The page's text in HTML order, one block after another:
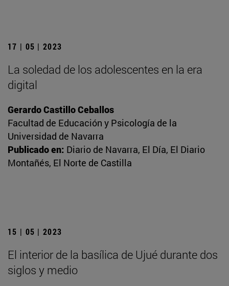
17 | 05 | 2023
La soledad de los adolescentes en la era
digital
Gerardo Castillo Ceballos
Facultad de Educación y Psicología de la
Universidad de Navarra
Publicado en: Diario de Navarra, El Día, El Diario
Montañés, El Norte de Castilla
15 | 05 | 2023
El interior de la basílica de Ujué durante dos
siglos y medio